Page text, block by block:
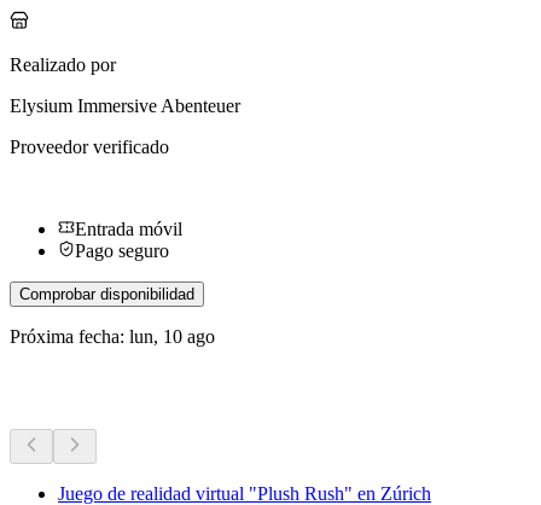
Realizado por
Elysium Immersive Abenteuer
Proveedor verificado
Entrada móvil
Pago seguro
Comprobar disponibilidad
Próxima fecha: lun, 10 ago
Juego de realidad virtual "Plush Rush" en Zúrich